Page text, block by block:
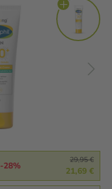
-28%
29,95 €
21,69 €